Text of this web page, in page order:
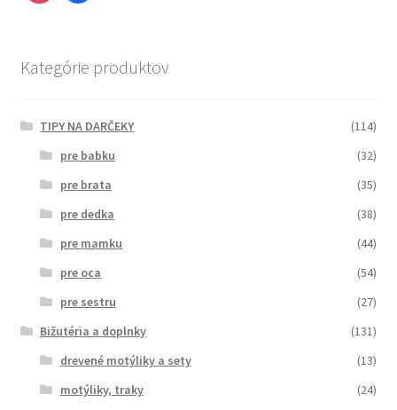
Kategórie produktov
TIPY NA DARČEKY
(114)
pre babku
(32)
pre brata
(35)
pre dedka
(38)
pre mamku
(44)
pre oca
(54)
pre sestru
(27)
Bižutéria a doplnky
(131)
drevené motýliky a sety
(13)
motýliky, traky
(24)